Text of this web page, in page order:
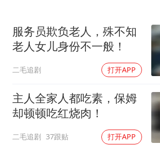
白海豚在海上打
服务员欺负老人，殊不知
老人女儿身份不一般！
二毛追剧 打开APP
主人全家人都吃素，保姆
却顿顿吃红烧肉！
二毛追剧 37跟贴 打开APP